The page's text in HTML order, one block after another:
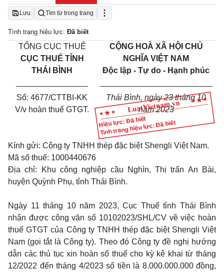
Lưu Tìm từ trong trang
Tình trạng hiệu lực: Đã biết
Hiệu lực: Đã biết
Tình trạng hiệu lực: Đã biết
TỔNG CỤC THUẾ
CỤC THU Ế TỈNH
THÁI BÌNH
CỘNG HOÀ XÃ HỘI CHỦ
NGHĨA VIỆT NAM
Độc lập - Tự do - Hạnh phúc
Số: 4677/CTTBI -KK
V/v hoàn thuế GTGT.
Thái Bình, ngày23tháng10
năm 2023
Kính gửi: Công ty TNHH thép đặc biệt Shengli Việt Nam.
Mã số thuế: 1000440676
Địa chỉ: Khu công nghiệp cầu Nghìn, Thị trấn An Bài,
huyện Quỳnh Phụ, tỉnh Thái Bình.
Ngày 11 tháng 10 năm 2023, Cục Thuế tỉnh Thái Bình
nhận được công văn số 10102023/SHL/CV về việc hoàn
thuế GTGT của Công ty TNHH thép đặc biệt Shengli Việt
Nam (gọi tắt là Công ty). Theo đó Công ty đề nghị hướng
dẫn các thủ tục xin hoàn số thuế cho kỳ kê khai từ tháng
12/2022 đến tháng 4/2023 số tiền là 8.000.000.000 đồng,